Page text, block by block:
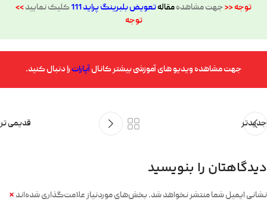
توجه <<جهت مشاهدهمقالهتعویض بلبرینگ پراید 111 کلیک نمایید>>
توجه
جهت مشاهده ویدیو های آموزشی بیشتر کانال آپارات را دنبال کنید.
جدیدتر قدیمی تر
دیدگاهتان را بنویسید
نشانی ایمیل شما منتشر نخواهد شد.بخش‌های موردنیاز علامت‌گذاری شده‌اند *